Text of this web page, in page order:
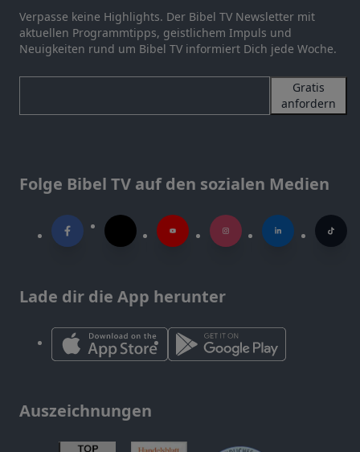
Verpasse keine Highlights. Der Bibel TV Newsletter mit
aktuellen Programmtipps, geistlichem Impuls und
Neuigkeiten rund um Bibel TV informiert Dich jede Woche.
Gratis
anfordern
Folge Bibel TV auf den sozialen Medien
Lade dir die App herunter
Auszeichnungen